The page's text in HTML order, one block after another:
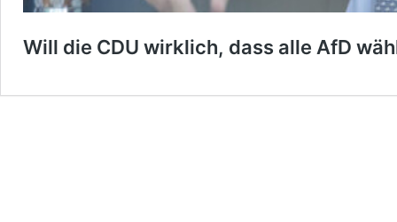
Will die CDU wirklich, dass alle AfD